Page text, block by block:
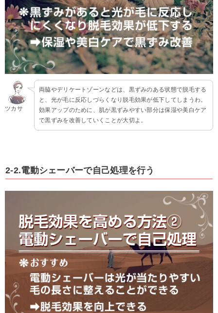
ツカサ
両脇やデリケートゾーンなどは、黒ずみのある状態で脱毛する
と、光が毛に反応しづらくなり脱毛効果が低下してしまうわ。
効果アップのために、肌が黒ずみやすい部分は保湿や美白ケア
で黒ずみを改善していくことが大切よ。
2-2.電動シェーバーで自己処理を行う